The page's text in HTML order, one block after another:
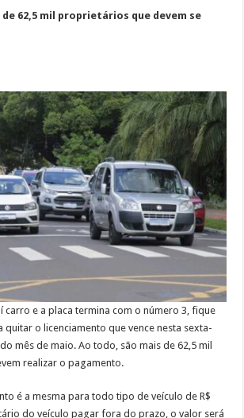
62,5 mil proprietários que devem se
carro e a placa termina com o número 3, fique
quitar o licenciamento que vence nesta sexta-
mês de maio. Ao todo, são mais de 62,5 mil
realizar o pagamento.
é a mesma para todo tipo de veículo de R$
do veículo pagar fora do prazo, o valor será